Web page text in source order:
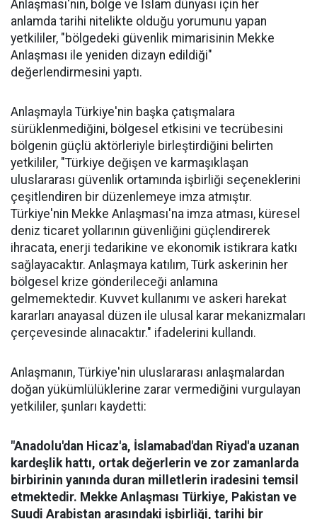
Anlaşması'nın, bölge ve İslam dünyası için her
anlamda tarihi nitelikte olduğu yorumunu yapan
yetkililer, "bölgedeki güvenlik mimarisinin Mekke
Anlaşması ile yeniden dizayn edildiği"
değerlendirmesini yaptı.
Anlaşmayla Türkiye'nin başka çatışmalara
sürüklenmediğini, bölgesel etkisini ve tecrübesini
bölgenin güçlü aktörleriyle birleştirdiğini belirten
yetkililer, "Türkiye değişen ve karmaşıklaşan
uluslararası güvenlik ortamında işbirliği seçeneklerini
çeşitlendiren bir düzenlemeye imza atmıştır.
Türkiye'nin Mekke Anlaşması'na imza atması, küresel
deniz ticaret yollarının güvenliğini güçlendirerek
ihracata, enerji tedarikine ve ekonomik istikrara katkı
sağlayacaktır. Anlaşmaya katılım, Türk askerinin her
bölgesel krize gönderileceği anlamına
gelmemektedir. Kuvvet kullanımı ve askeri harekat
kararları anayasal düzen ile ulusal karar mekanizmaları
çerçevesinde alınacaktır." ifadelerini kullandı.
Anlaşmanın, Türkiye'nin uluslararası anlaşmalardan
doğan yükümlülüklerine zarar vermediğini vurgulayan
yetkililer, şunları kaydetti:
"Anadolu'dan Hicaz'a, İslamabad'dan Riyad'a uzanan
kardeşlik hattı, ortak değerlerin ve zor zamanlarda
birbirinin yanında duran milletlerin iradesini temsil
etmektedir. Mekke Anlaşması Türkiye, Pakistan ve
Suudi Arabistan arasındaki işbirliği, tarihi bir